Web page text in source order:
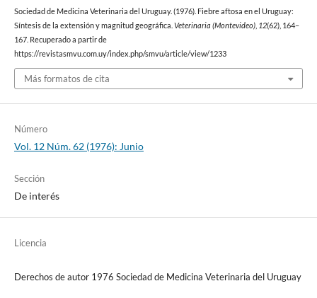
Sociedad de Medicina Veterinaria del Uruguay. (1976). Fiebre aftosa en el Uruguay:
Síntesis de la extensión y magnitud geográfica. Veterinaria (Montevideo), 12(62), 164–
167. Recuperado a partir de
https://revistasmvu.com.uy/index.php/smvu/article/view/1233
Más formatos de cita
Número
Vol. 12 Núm. 62 (1976): Junio
Sección
De interés
Licencia
Derechos de autor 1976 Sociedad de Medicina Veterinaria del Uruguay